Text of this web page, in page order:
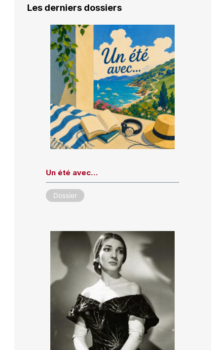
Les derniers dossiers
Un été avec…
Dossier